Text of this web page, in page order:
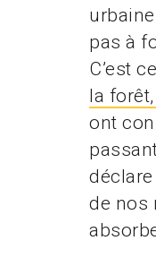
pas à
C’est
la
ont
de nos